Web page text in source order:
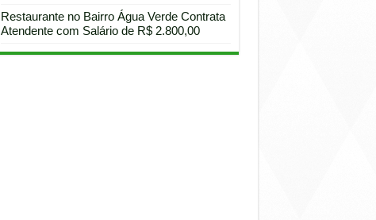
Restaurante no Bairro Água Verde Contrata
Atendente com Salário de R$ 2.800,00